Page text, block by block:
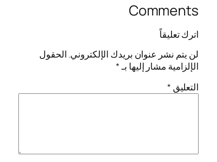
Comments
اترك تعليقاً
لن يتم نشر عنوان بريدك الإلكتروني.الحقول
الإلزامية مشار إليها بـ*
التعليق *